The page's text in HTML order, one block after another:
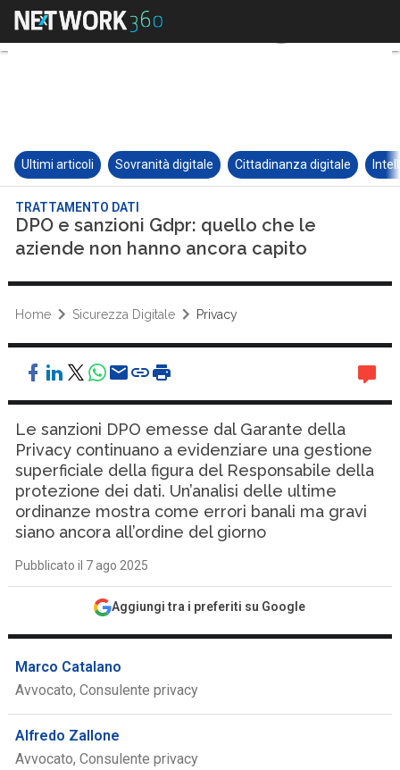
Ultimi articoli Sovranità digitale Cittadinanza digitale
TRATTAMENTO DATI
DPO e sanzioni Gdpr: quello che le
aziende non hanno ancora capito
Home Sicurezza Digitale Privacy
Le sanzioni DPO emesse dal Garante della
Privacy continuano a evidenziare una gestione
superficiale della figura del Responsabile della
protezione dei dati. Un’analisi delle ultime
ordinanze mostra come errori banali ma gravi
siano ancora all’ordine del giorno
Pubblicato il 7 ago 2025
Aggiungi tra i preferiti su Google
Marco Catalano
Avvocato, Consulente privacy
Alfredo Zallone
Avvocato, Consulente privacy